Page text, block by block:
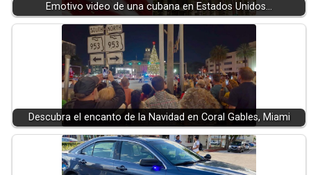
Emotivo video de una cubana en Estados Unidos…
Descubra el encanto de la Navidad en Coral Gables, Miami